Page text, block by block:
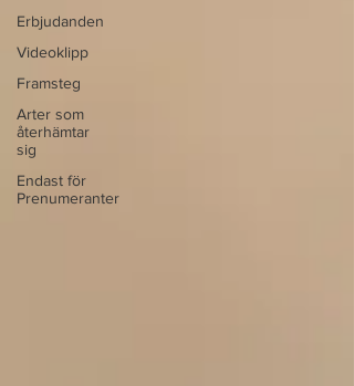
Erbjudanden
Videoklipp
Framsteg
Arter som
återhämtar
sig
Endast för
Prenumeranter